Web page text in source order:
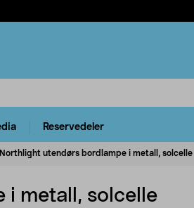
Reservedeler
Northlight utendørs bordlampe i metall, solcelle
i metall, solcelle